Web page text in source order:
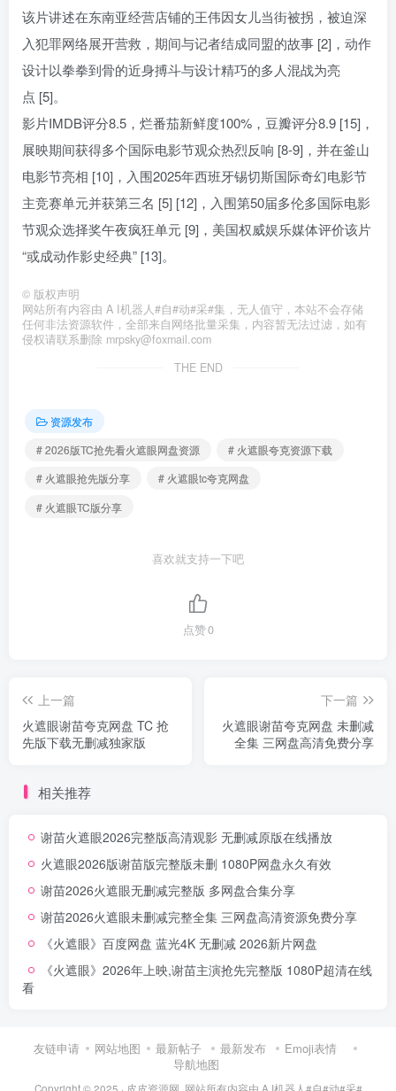
该片讲述在东南亚经营店铺的王伟因女儿当街被拐，被迫深
入犯罪网络展开营救，期间与记者结成同盟的故事 [2]，动作
设计以拳拳到骨的近身搏斗与设计精巧的多人混战为亮
点 [5]。
影片IMDB评分8.5，烂番茄新鲜度100%，豆瓣评分8.9 [15]，
展映期间获得多个国际电影节观众热烈反响 [8-9]，并在釜山
电影节亮相 [10]，入围2025年西班牙锡切斯国际奇幻电影节
主竞赛单元并获第三名 [5] [12]，入围第50届多伦多国际电影
节观众选择奖午夜疯狂单元 [9]，美国权威娱乐媒体评价该片
“或成动作影史经典” [13]。
© 版权声明
网站所有内容由 A I机器人#自#动#采#集，无人值守，本站不会存储
任何非法资源软件，全部来自网络批量采集，内容暂无法过滤，如有
侵权请联系删除 mrpsky@foxmail.com
THE END
资源发布
# 2026版TC抢先看火遮眼网盘资源
# 火遮眼夸克资源下载
# 火遮眼抢先版分享
# 火遮眼tc夸克网盘
# 火遮眼TC版分享
喜欢就支持一下吧
点赞0
上一篇
火遮眼谢苗夸克网盘 TC 抢
先版下载无删减独家版
下一篇
火遮眼谢苗夸克网盘 未删减
全集 三网盘高清免费分享
相关推荐
谢苗火遮眼2026完整版高清观影 无删减原版在线播放
火遮眼2026版谢苗版完整版未删 1080P网盘永久有效
谢苗2026火遮眼无删减完整版 多网盘合集分享
谢苗2026火遮眼未删减完整全集 三网盘高清资源免费分享
《火遮眼》百度网盘 蓝光4K 无删减 2026新片网盘
《火遮眼》2026年上映,谢苗主演抢先完整版 1080P超清在线
看
友链申请 网站地图 最新帖子 最新发布
Emoji表情
导航地图
Copyright © 2025 · 皮皮资源网 网站所有内容由 A I机器人#自#动#采#